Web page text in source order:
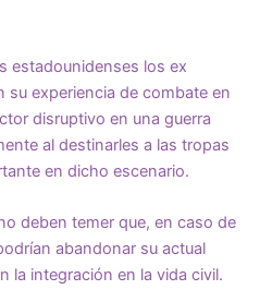
estadounidenses los ex
su experiencia de combate en
disruptivo en una guerra
al destinarles a las tropas
en dicho escenario.
deben temer que, en caso de
abandonar su actual
la integración en la vida civil.